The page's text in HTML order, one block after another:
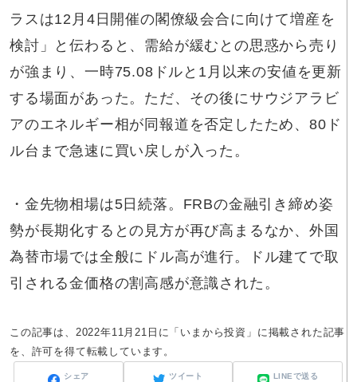
ラスは12月4日開催の閣僚級会合に向けて増産を
検討」と伝わると、需給が緩むとの思惑から売り
が強まり、一時75.08ドルと1月以来の安値を更新
する場面があった。ただ、その後にサウジアラビ
アのエネルギー相が同報道を否定したため、80ド
ル台まで急速に買い戻しが入った。
・金先物相場は5日続落。FRBの金融引き締め姿
勢が長期化するとの見方が再び高まるなか、外国
為替市場では全般にドル高が進行。ドル建てで取
引される金価格の割高感が意識された。
この記事は、2022年11月21日に「いまから投資」に掲載された記事
を、許可を得て転載しています。
シェア ツイート LINEで送る